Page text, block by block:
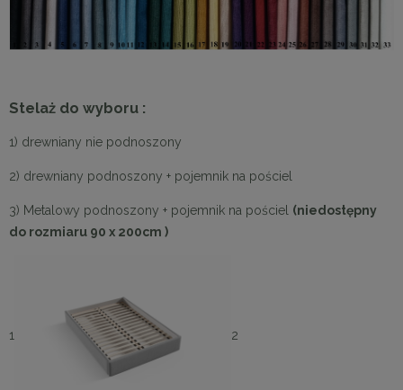
Stelaż do wyboru :
1) drewniany nie podnoszony
2) drewniany podnoszony + pojemnik na pościel
3) Metalowy podnoszony + pojemnik na pościel (niedostępny
do rozmiaru 90 x 200cm )
1 2